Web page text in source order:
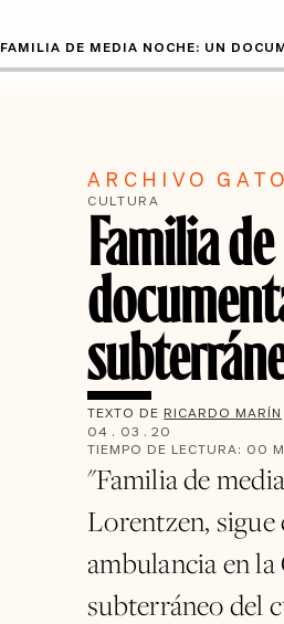
FAMILIA DE MEDIA NOCHE: UN
ARCHIVO
CULTURA
Familia
TEXTO DE RICARDO MARÍN
04 . 03 . 20
TIEMPO DE LECTURA: 00
"Familia de
Lorentzen, sigue
ambulancia en
subterráneo del